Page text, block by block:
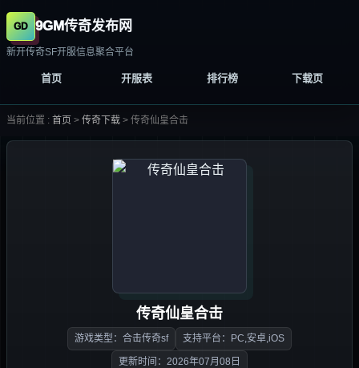
9GM传奇发布网
新开传奇SF开服信息聚合平台
首页 开服表 排行榜 下载页
当前位置 : 首页 > 传奇下载 > 传奇仙皇合击
传奇仙皇合击
游戏类型：合击传奇sf 支持平台：PC,安卓,iOS
更新时间：2026年07月08日